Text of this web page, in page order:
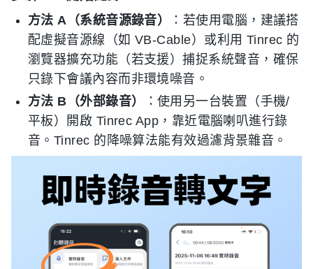
方法 A（系統音源錄音）
：若使用電腦，建議搭
配虛擬音源線（如 VB-Cable）或利用 Tinrec 的
瀏覽器擴充功能（若支援）捕捉系統聲音，確保
只錄下會議內容而非環境噪音。
方法 B（外部錄音）
：使用另一台裝置（手機/
平板）開啟 Tinrec App，靠近電腦喇叭進行錄
音。Tinrec 的降噪算法能有效過濾背景雜音。